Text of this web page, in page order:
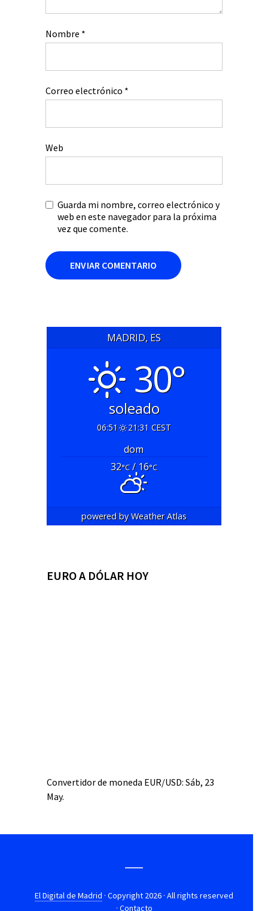
Nombre *
Correo electrónico *
Web
Guarda mi nombre, correo electrónico y
web en este navegador para la próxima
vez que comente.
MADRID, ES
30°
soleado
06:51 21:31 CEST
dom
32°C/ 16°C
powered byWeather Atlas
EURO A DÓLAR HOY
Convertidor de moneda EUR/USD: Sáb, 23
May.
El Digital de Madrid · Copyright 2026 · All rights reserved
· Contacto